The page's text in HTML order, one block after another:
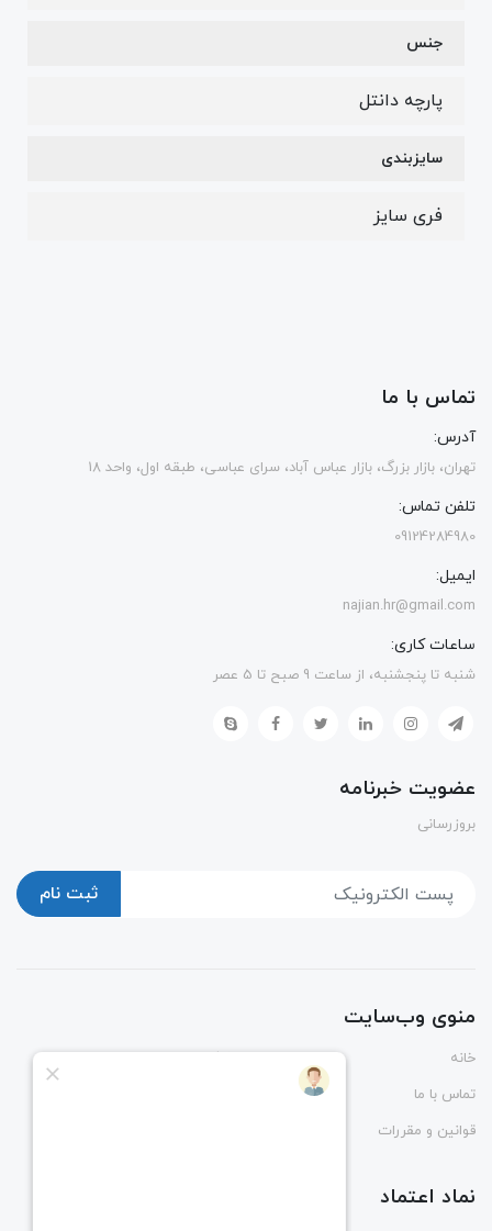
جنس
پارچه دانتل
سایزبندی
فری سایز
تماس با ما
آدرس:
تهران، بازار بزرگ، بازار عباس آباد، سرای عباسی، طبقه اول، واحد 18
تلفن تماس:
09124284980
ایمیل:
najian.hr@gmail.com
ساعات کاری:
شنبه تا پنجشنبه، از ساعت 9 صبح تا 5 عصر
عضویت خبرنامه
بروزرسانی
ثبت نام
منوی وب‌سایت
خانه
پوشاک
تماس با ما
قوانین و مقررات
نماد اعتماد